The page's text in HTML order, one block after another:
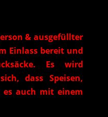
& ausgefüllter
Einlass bereit und
Es wird
dass Speisen,
auch mit einem